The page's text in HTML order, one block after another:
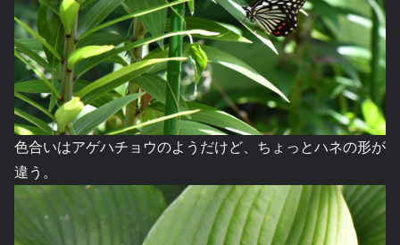
色合いはアゲハチョウのようだけど、ちょっとハネの形が
違う。